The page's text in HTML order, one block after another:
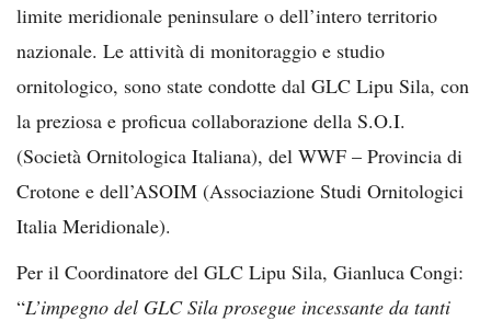
limite meridionale peninsulare o dell’intero territorio
nazionale. Le attività di monitoraggio e studio
ornitologico, sono state condotte dal GLC Lipu Sila, con
la preziosa e proficua collaborazione della S.O.I.
(Società Ornitologica Italiana), del WWF – Provincia di
Crotone e dell’ASOIM (Associazione Studi Ornitologici
Italia Meridionale).
Per il Coordinatore del GLC Lipu Sila, Gianluca Congi:
“L’impegno del GLC Sila prosegue incessante da tanti